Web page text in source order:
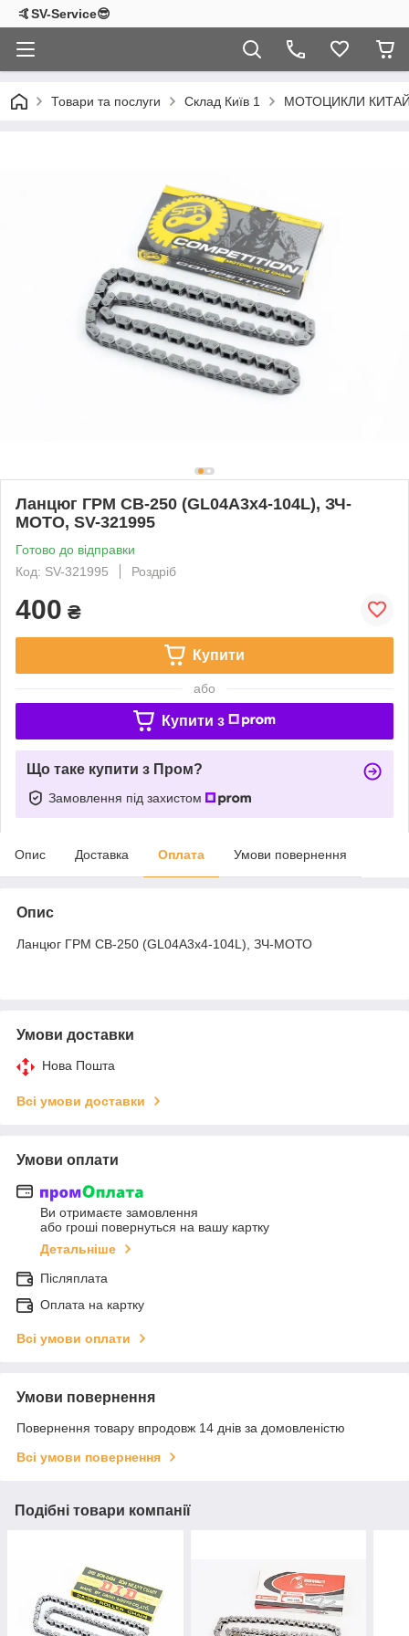
🤙SV-Service😎
Товари та послуги Склад Київ 1 МОТОЦИКЛИ
Ланцюг ГРМ CB-250 (GL04A3x4-104L), ЗЧ-
МОТО, SV-321995
Готово до відправки
Код: SV-321995
Роздріб
400 ₴
Купити
або
Купити з
Що таке купити з Пром?
Замовлення під захистом
Опис Доставка Оплата Умови повернення
Опис
Ланцюг ГРМ CB-250 (GL04A3x4-104L), ЗЧ-МОТО
Умови доставки
Нова Пошта
Всі умови доставки
Умови оплати
Ви отримаєте замовлення
або гроші повернуться на вашу картку
Детальніше
Післяплата
Оплата на картку
Всі умови оплати
Умови повернення
Повернення товару впродовж 14 днів за домовленістю
Всі умови повернення
Подібні товари компанії